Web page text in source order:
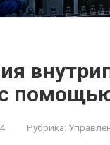
Рубрика: